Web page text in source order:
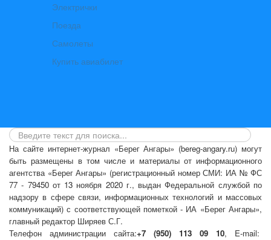
Электрички
Поезда
Самолеты
Купить авиабилет
На сайте интернет-журнал «Берег Ангары» (bereg-angary.ru) могут
быть размещены в том числе и материалы от информационного
агентства «Берег Ангары» (регистрационный номер СМИ: ИА № ФС
77 - 79450 от 13 ноября 2020 г., выдан Федеральной службой по
надзору в сфере связи, информационных технологий и массовых
коммуникаций) с соответствующей пометкой - ИА «Берег Ангары»,
главный редактор Ширяев С.Г.
Телефон администрации сайта:+7 (950) 113 09 10, E-mail: